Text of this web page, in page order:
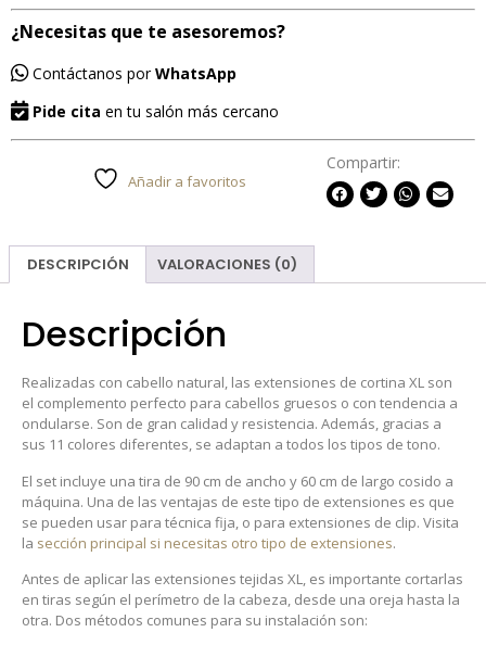
¿Necesitas que te asesoremos?
Contáctanos porWhatsApp
Pide cita en tu salón más cercano
Añadir a favoritos
Compartir:
DESCRIPCIÓN VALORACIONES (0)
Descripción
Realizadas con cabello natural, las extensiones de cortina XL son
el complemento perfecto para cabellos gruesos o con tendencia a
ondularse. Son de gran calidad y resistencia. Además, gracias a
sus 11 colores diferentes, se adaptan a todos los tipos de tono.
El set incluye una tira de 90 cm de ancho y 60 cm de largo cosido a
máquina. Una de las ventajas de este tipo de extensiones es que
se pueden usar para técnica fija, o para extensiones de clip. Visita
la sección principal si necesitas otro tipo de extensiones.
Antes de aplicar las extensiones tejidas XL, es importante cortarlas
en tiras según el perímetro de la cabeza, desde una oreja hasta la
otra. Dos métodos comunes para su instalación son: